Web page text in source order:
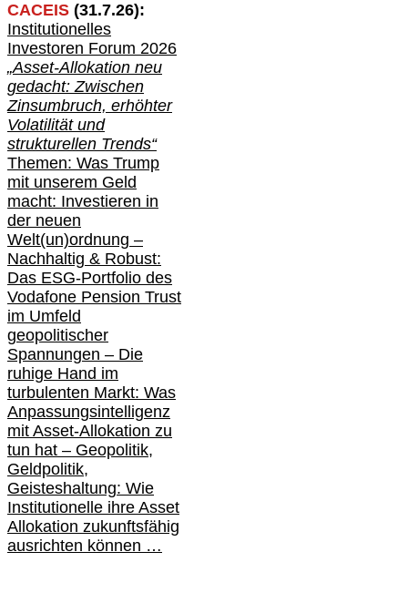
CACEIS (31.7.26):
Institutionelles
Investoren Forum 2026
„Asset-Allokation neu
gedacht: Zwischen
Zinsumbruch, erhöhter
Volatilität und
strukturellen Trends“
Themen: Was Trump
mit unserem Geld
macht: Investieren in
der neuen
Welt(un)ordnung –
Nachhaltig & Robust:
Das ESG-Portfolio des
Vodafone Pension Trust
im Umfeld
geopolitischer
Spannungen – Die
ruhige Hand im
turbulenten Markt: Was
Anpassungsintelligenz
mit Asset-Allokation zu
tun hat – Geopolitik,
Geldpolitik,
Geisteshaltung: Wie
Institutionelle ihre Asset
Allokation zukunftsfähig
ausrichten können …